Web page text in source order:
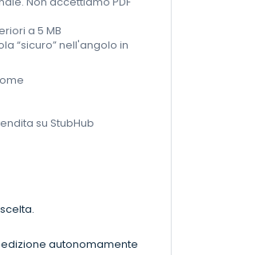
a 5 MB
“sicuro” nell'angolo in
su StubHub
autonomamente